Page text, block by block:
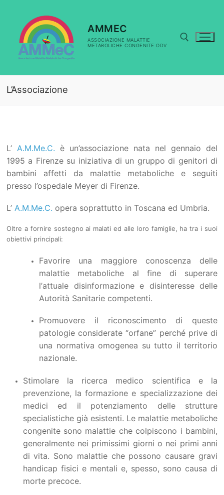
contenuto
AMMEC
ASSOCIAZIONE MALATTIE
METABOLICHE CONGENITE ODV
Cerca:
L’Associazione
L’ A.M.Me.C. è un’associazione nata nel gennaio del
1995 a Firenze su iniziativa di un gruppo di genitori di
bambini affetti da malattie metaboliche e seguiti
presso l’ospedale Meyer di Firenze.
L’ A.M.Me.C. opera soprattutto in Toscana ed Umbria.
Oltre a fornire sostegno ai malati ed alle loro famiglie, ha tra i suoi
obiettivi principali:
Favorire una maggiore conoscenza delle
malattie metaboliche al fine di superare
l’attuale disinformazione e disinteresse delle
Autorità Sanitarie competenti.
Promuovere il riconoscimento di queste
patologie considerate “orfane” perché prive di
una normativa omogenea su tutto il territorio
nazionale.
Stimolare la ricerca medico scientifica e la
prevenzione, la formazione e specializzazione dei
medici ed il potenziamento delle strutture
specialistiche già esistenti. Le malattie metaboliche
congenite sono malattie che colpiscono i bambini,
generalmente nei primissimi giorni o nei primi anni
di vita. Sono malattie che possono causare gravi
handicap fisici e mentali e, spesso, sono causa di
morte precoce.